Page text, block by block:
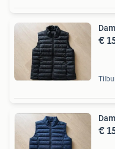
€
€